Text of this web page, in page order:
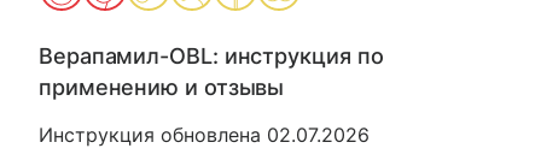
Верапамил-OBL: инструкция по
применению и отзывы
Инструкция обновлена 02.07.2026